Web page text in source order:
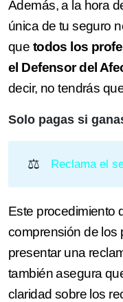
Además, a la hora
única de tu seguro
que todos los
el Defensor del
decir, no tendrás
Solo pagas si
⚖️ Reclama el
Este procedimiento
comprensión de los
presentar una
también asegura
claridad sobre los